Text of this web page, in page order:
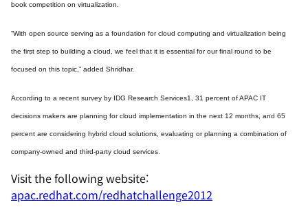
book competition on virtualization.
“With open source serving as a foundation for cloud computing and virtualization being
the first step to building a cloud, we feel that it is essential for our final round to be
focused on this topic,” added Shridhar.
According to a recent survey by IDG Research Services1, 31 percent of APAC IT
decisions makers are planning for cloud implementation in the next 12 months, and 65
percent are considering hybrid cloud solutions, evaluating or planning a combination of
company-owned and third-party cloud services.
Visit the following website:
apac.redhat.com/redhatchallenge2012